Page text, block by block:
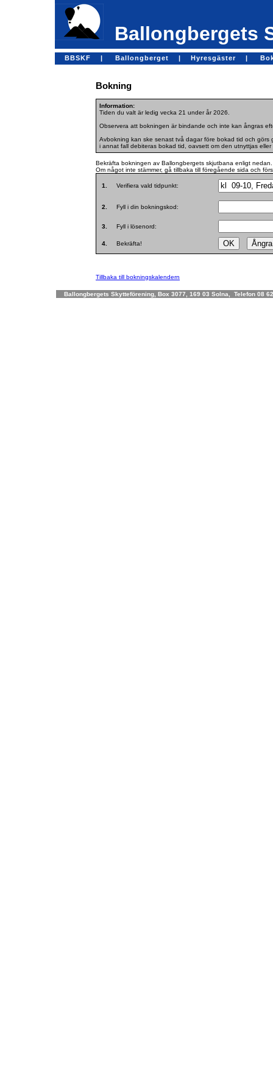
Ballongbergets
BBSKF | Ballongberget | Hyresgäster |
Bokning
Information:
Tiden du valt är ledig vecka 21 under år 2026.
Observera att bokningen är bindande och inte kan ångras
Avbokning kan ske senast två dagar före bokad tid och görs
i annat fall debiteras bokad tid, oavsett om den utnyttjas eller
Bekräfta bokningen av Ballongbergets skjutbana enligt nedan.
Om något inte stämmer, gå tillbaka till föregående sida och
1. Verifiera vald tidpunkt:
2. Fyll i din bokningskod:
3. Fyll i lösenord:
4. Bekräfta!
Tillbaka till bokningskalendern
Ballongbergets Skytteförening, Box 3077, 169 03 Solna, Telefon 08